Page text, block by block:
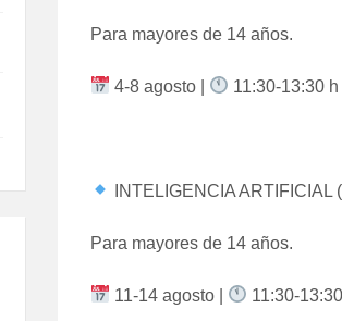
Para mayores de 14 años.
4-8 agosto | 11:30-13:30 h
INTELIGENCIA
Para mayores de 14 años.
11-14 agosto | 11:30-